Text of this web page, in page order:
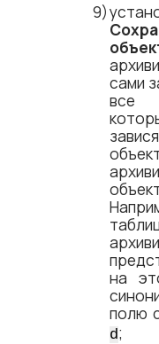
сами
все
на
полю
d;